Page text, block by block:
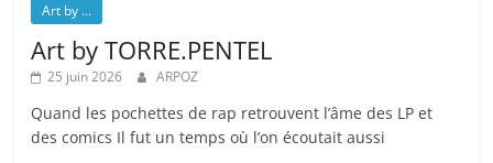
Art by ...
Art by TORRE.PENTEL
25 juin 2026 ARPOZ
Quand les pochettes de rap retrouvent l’âme des LP et
des comics Il fut un temps où l’on écoutait aussi